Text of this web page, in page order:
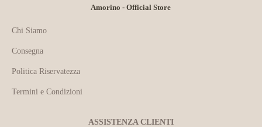
Amorino - Official Store
Chi Siamo
Consegna
Politica Riservatezza
Termini e Condizioni
ASSISTENZA CLIENTI